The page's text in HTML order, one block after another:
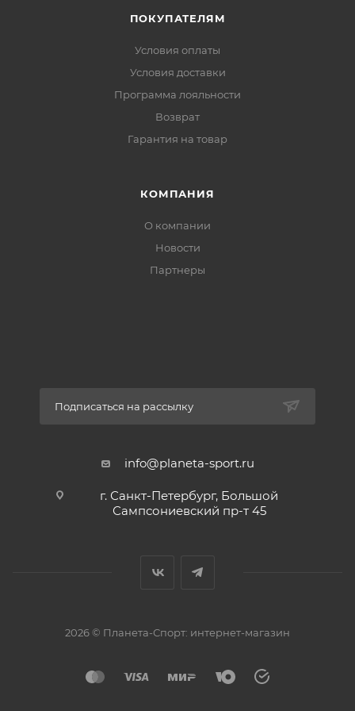
ПОКУПАТЕЛЯМ
Условия оплаты
Условия доставки
Программа лояльности
Возврат
Гарантия на товар
КОМПАНИЯ
О компании
Новости
Партнеры
Подписаться на рассылку
info@planeta-sport.ru
г. Санкт-Петербург, Большой
Сампсониевский пр-т 45
2026 © Планета-Спорт: интернет-магазин